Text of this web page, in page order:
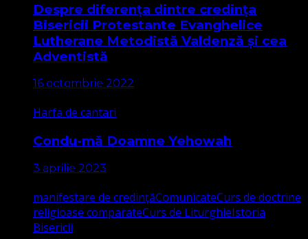
Despre diferența dintre credința
Bisericii Protestante Evanghelice
Lutherane Metodistă Valdenză și cea
Adventistă
16 octombrie 2022
Harfa de cantari
Condu-mă Doamne Yehowah
3 aprilie 2023
manifestare de credințăComunicateCurs de doctrine
religioase comparateCurs de LiturghieIstoria
Bisericii